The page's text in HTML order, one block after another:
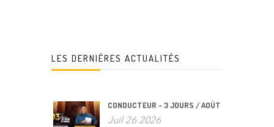
LES DERNIÈRES ACTUALITÉS
CONDUCTEUR – 3 JOURS / AOÛT
Juil 26 2026